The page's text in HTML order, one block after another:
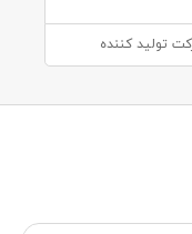
تولید کننده